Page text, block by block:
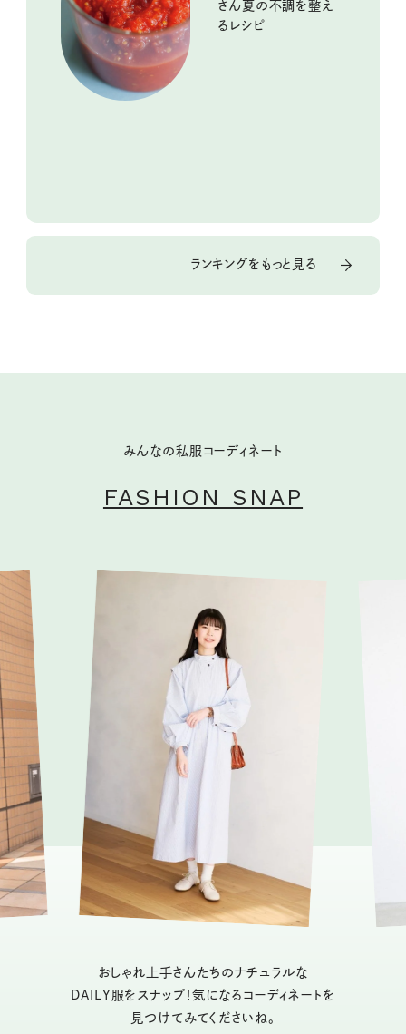
さん夏の不調を整え
るレシピ
ランキングをもっと見る
みんなの私服コーディネート
FASHION SNAP
おしゃれ上手さんたちのナチュラルな
DAILY服をスナップ！気になるコーディネートを
見つけてみてくださいね。